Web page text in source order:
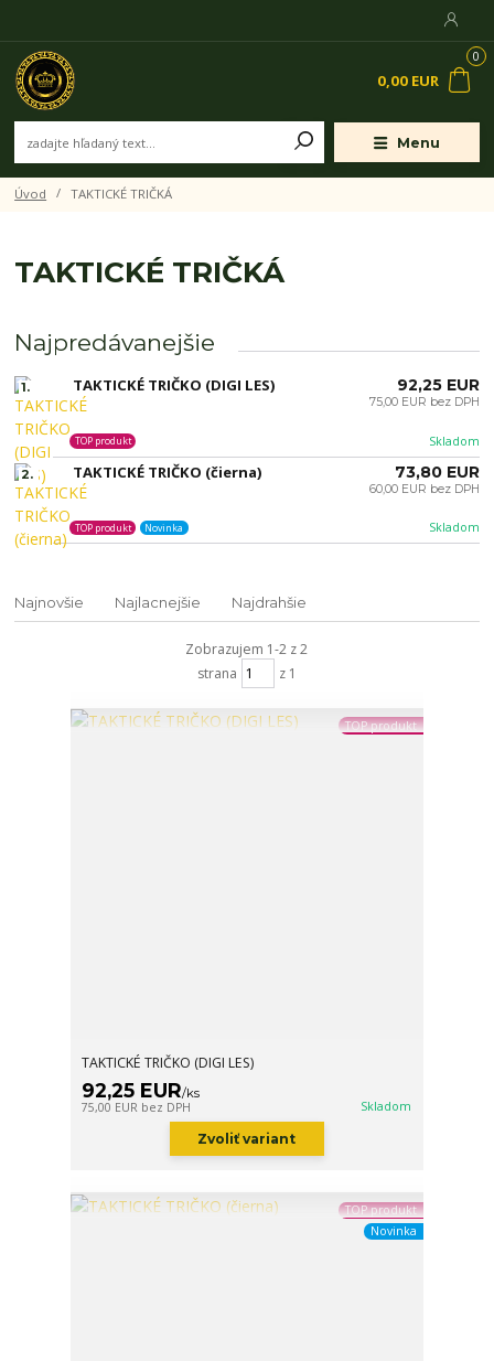
Menu
0
0,00 EUR
Úvod TAKTICKÉ TRIČKÁ
TAKTICKÉ TRIČKÁ
Najpredávanejšie
1. TAKTICKÉ TRIČKO (DIGI LES)
Skladom
TOP produkt
92,25 EUR
75,00 EUR bez DPH
2. TAKTICKÉ TRIČKO (čierna)
Skladom
TOP produkt Novinka
73,80 EUR
60,00 EUR bez DPH
Najnovšie Najlacnejšie Najdrahšie
Zobrazujem 1-2 z 2
strana
z 1
TOP produkt
TAKTICKÉ TRIČKO (DIGI LES)
92,25 EUR/ks
75,00 EUR bez DPH Skladom
Zvoliť variant
TOP produkt
Novinka